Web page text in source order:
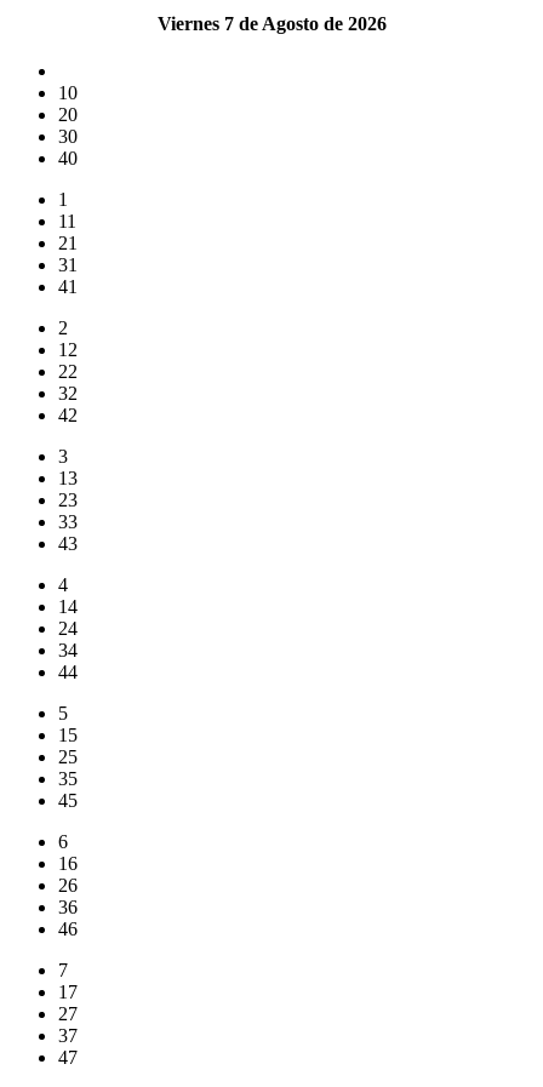
Viernes 7 de Agosto de 2026
10
20
30
40
1
11
21
31
41
2
12
22
32
42
3
13
23
33
43
4
14
24
34
44
5
15
25
35
45
6
16
26
36
46
7
17
27
37
47